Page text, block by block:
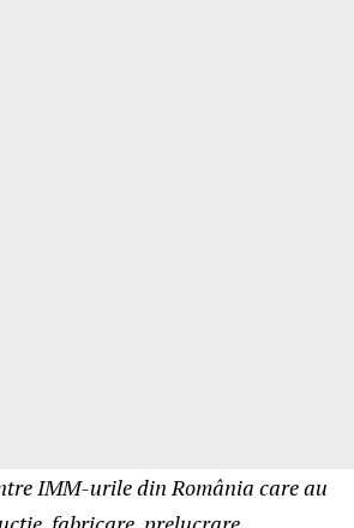
IMM-urile din România care au